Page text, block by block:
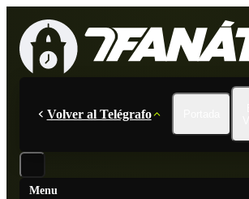
Volver al Telégrafo
Menu